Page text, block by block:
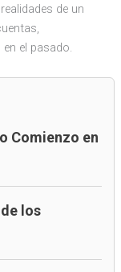
de un
el pasado.
Comienzo en
los